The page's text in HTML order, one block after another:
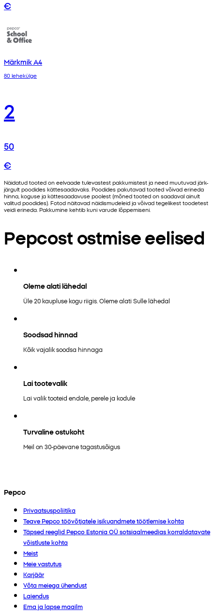
€
Märkmik A4
80 lehekülge
2
50
€
Näidatud tooted on eelvaade tulevastest pakkumistest ja need muutuvad järk-
järgult poodides kättesaadavaks. Poodides pakutavad tooted võivad erineda
hinna, koguse ja kättesaadavuse poolest (mõned tooted on saadaval ainult
valitud poodides). Fotod näitavad näidismudeleid ja võivad tegelikest toodetest
veidi erineda. Pakkumine kehtib kuni varude lõppemiseni.
Pepcost ostmise eelised
Oleme alati lähedal
Üle 20 kaupluse kogu riigis. Oleme alati Sulle lähedal
Soodsad hinnad
Kõik vajalik soodsa hinnaga
Lai tootevalik
Lai valik tooteid endale, perele ja kodule
Turvaline ostukoht
Meil on 30-päevane tagastusõigus
Pepco
Privaatsuspoliitika
Teave Pepco töövõtjatele isikuandmete töötlemise kohta
Täpsed reeglid Pepco Estonia OÜ sotsiaalmeedias korraldatavate
võistluste kohta
Meist
Meie vastutus
Karjäär
Võta meiega ühendust
Laiendus
Ema ja lapse maailm